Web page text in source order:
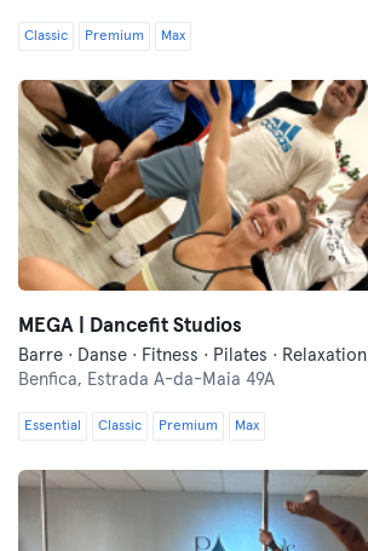
Classic Premium Max
MEGA | Dancefit Studios
Barre · Danse · Fitness · Pilates · Relaxation
Benfica, Estrada A-da-Maia 49A
Essential Classic Premium Max